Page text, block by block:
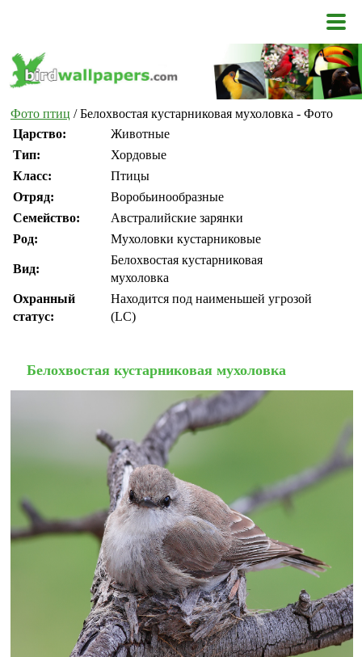
Фото птиц / Белохвостая кустарниковая мухоловка - Фото
Царство:
Животные
Тип:
Хордовые
Класс:
Птицы
Отряд:
Воробьинообразные
Семейство:
Австралийские зарянки
Род:
Мухоловки кустарниковые
Вид:
Белохвостая кустарниковая
мухоловка
Охранный
статус:
Находится под наименьшей угрозой
(LC)
Белохвостая кустарниковая мухоловка